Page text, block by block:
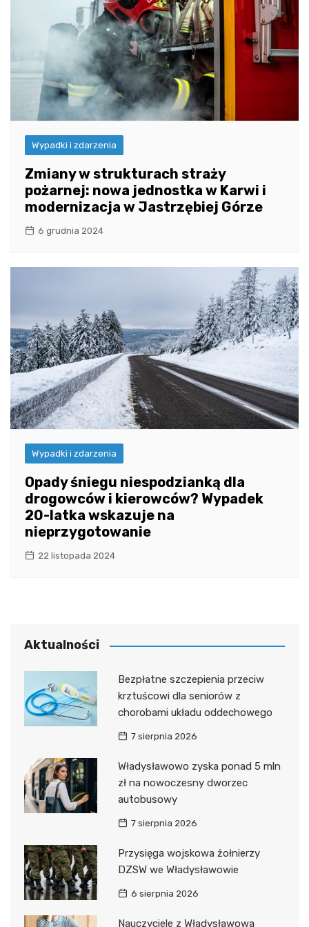
Wypadki i zdarzenia
Zmiany w strukturach straży
pożarnej: nowa jednostka w Karwi i
modernizacja w Jastrzębiej Górze
6 grudnia 2024
Wypadki i zdarzenia
Opady śniegu niespodzianką dla
drogowców i kierowców? Wypadek
20-latka wskazuje na
nieprzygotowanie
22 listopada 2024
Aktualności
Bezpłatne szczepienia przeciw
krztuścowi dla seniorów z
chorobami układu oddechowego
7 sierpnia 2026
Władysławowo zyska ponad 5 mln
zł na nowoczesny dworzec
autobusowy
7 sierpnia 2026
Przysięga wojskowa żołnierzy
DZSW we Władysławowie
6 sierpnia 2026
Nauczyciele z Władysławowa